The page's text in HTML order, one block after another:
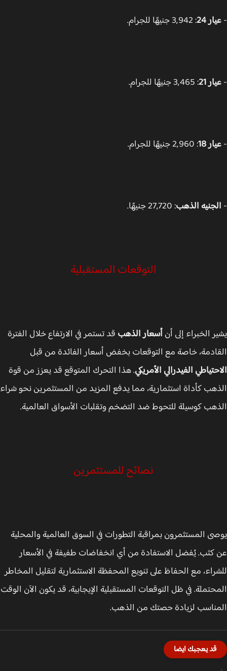
24 : 3,942 جنيهًا للجرام.
21 : 3,465 جنيهًا للجرام.
18 : 2,960 جنيهًا للجرام.
الذهب: 27,720 جنيهًا.
التوقعات المستقبلية
الخبراء إلى أنأسعار الذهبقد تستمر في الارتفاع خلال الفترة
خاصة مع التوقعات بخفض أسعار الفائدة من قبل
الفيدرالي الأمريكي. هذا التحرك المتوقع قد يعزز من قوة
كأداة استثمارية، مما يدفع المزيد من المستثمرين نحو شراء
كوسيلة للتحوط ضد التضخم وتقلبات الأسواق العالمية.
نصائح للمستثمرين
المستثمرون بمراقبة التطورات في السوق العالمية والمحلية
يُفضل الاستفادة من أي انخفاضات طفيفة في الأسعار
مع الحفاظ على تنويع المحفظة الاستثمارية لتقليل المخاطر
في ظل التوقعات المستقبلية الإيجابية، قد يكون الآن الوقت
لزيادة حصتك من الذهب.
قد يعجبك ايضا